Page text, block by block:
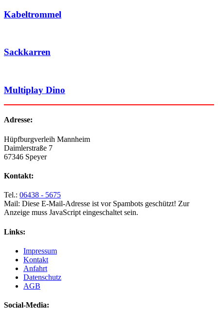
Kabeltrommel
Sackkarren
Multiplay Dino
Adresse:
Hüpfburgverleih Mannheim
Daimlerstraße 7
67346 Speyer
Kontakt:
Tel.: 06438 - 5675
Mail: Diese E-Mail-Adresse ist vor Spambots geschützt! Zur
Anzeige muss JavaScript eingeschaltet sein.
Links:
Impressum
Kontakt
Anfahrt
Datenschutz
AGB
Social-Media: